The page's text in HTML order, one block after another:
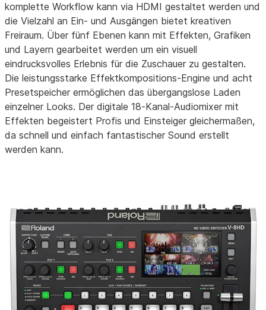
komplette Workflow kann via HDMI gestaltet werden und
die Vielzahl an Ein- und Ausgängen bietet kreativen
Freiraum. Über fünf Ebenen kann mit Effekten, Grafiken
und Layern gearbeitet werden um ein visuell
eindrucksvolles Erlebnis für die Zuschauer zu gestalten.
Die leistungsstarke Effektkompositions-Engine und acht
Presetspeicher ermöglichen das übergangslose Laden
einzelner Looks. Der digitale 18-Kanal-Audiomixer mit
Effekten begeistert Profis und Einsteiger gleichermaßen,
da schnell und einfach fantastischer Sound erstellt
werden kann.